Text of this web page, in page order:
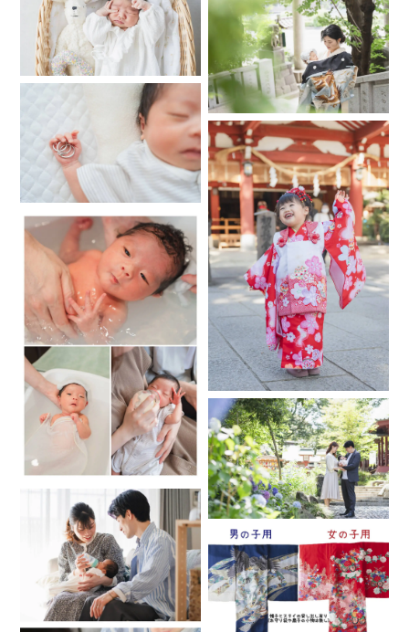
▶️人見知りのお子様でもご安心ください
子ども写真館で４年半ほど働いており、
何百組ものお子様を撮影してきました。
最初は遠目から撮影したり、
一緒に遊んでから撮影したり、
それぞれのお子様の性格に合った
撮影を心がけております。
安心してお任せください。
▶️着物の着付け経験あり👘
七五三やお宮参りなど、
途中で着崩れてしまった場合も
お直しが可能ですのでご安心ください！
*
*
*
💛想い💛
「写真」は未来への宝物
これまでたくさんの「おめでとう！」の
瞬間に携わってきました。
お子様は様々な表情をしてくれます。
その瞬間をカメラに収め、
何十年後に見返したときに
思い出に花が咲くような
写真が撮れるように心がけております🌸
みなさまの大切な記念日に寄り添えるような
カメラマンを目指して日々精進中です